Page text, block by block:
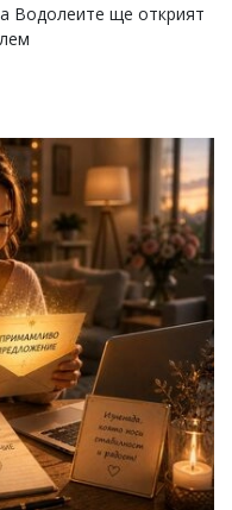
Водолеите ще открият